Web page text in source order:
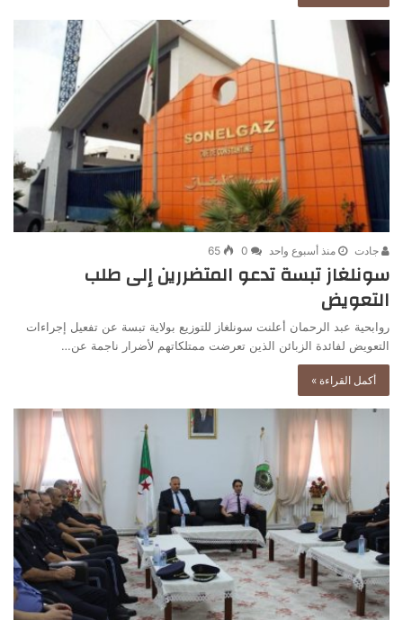
جادت منذ أسبوع واحد 0
65
سونلغاز تبسة تدعو المتضررين إلى طلب
التعويض
روابحية عبد الرحمان أعلنت سونلغاز للتوزيع بولاية تبسة عن تفعيل إجراءات
التعويض لفائدة الزبائن الذين تعرضت ممتلكاتهم لأضرار ناجمة عن…
أكمل القراءة »